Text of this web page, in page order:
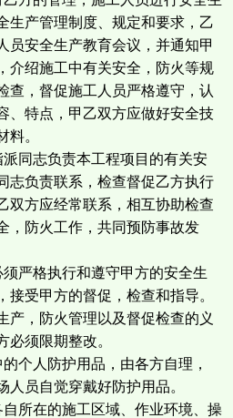
生产管理制度、规定和要求，乙
员安全生产教育会议，并通知甲
介绍施工中有关安全，防火等规
查，督促施工人员严格遵守，认
、特点，甲乙双方应做好安全技
料。
同志负责本工程项目的有关安
志负责联系，检查督促乙方执行
双方应经常联系，相互协助检查
，防火工作，共同预防事故发
格执行和遵守甲方的安全生
接受甲方的督促，检查和指导。
产，防火管理以及督促检查的义
必须限期整改。
人防护用品，由各方自理，
人员自觉穿戴好防护用品。
在的施工区域、作业环境、操